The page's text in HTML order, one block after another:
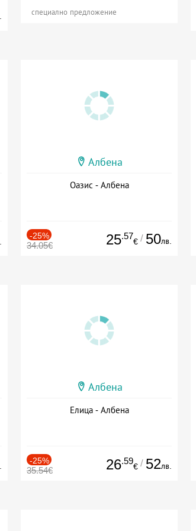
специално предложение
Албена
Оазис - Албена
-25%
34.05€ 25.57
€ / 50лв.
Албена
Елица - Албена
-25%
35.54€ 26.59
€ / 52лв.